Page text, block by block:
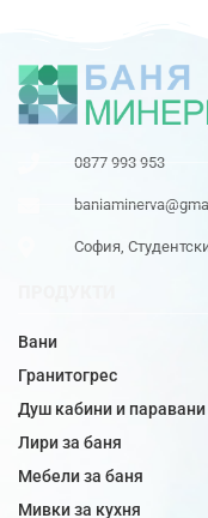
0877 993 953
София,
Вани
Гранитогрес
Душ кабини и паравани
Лири за баня
Мебели за баня
Мивки за кухня